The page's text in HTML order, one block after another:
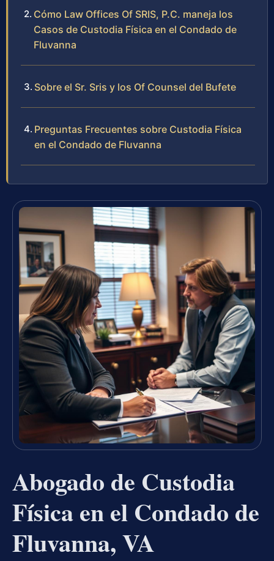
Cómo Law Offices Of SRIS, P.C. maneja los
Casos de Custodia Física en el Condado de
Fluvanna
Sobre el Sr. Sris y los Of Counsel del Bufete
Preguntas Frecuentes sobre Custodia Física
en el Condado de Fluvanna
Abogado de Custodia
Física en el Condado de
Fluvanna, VA